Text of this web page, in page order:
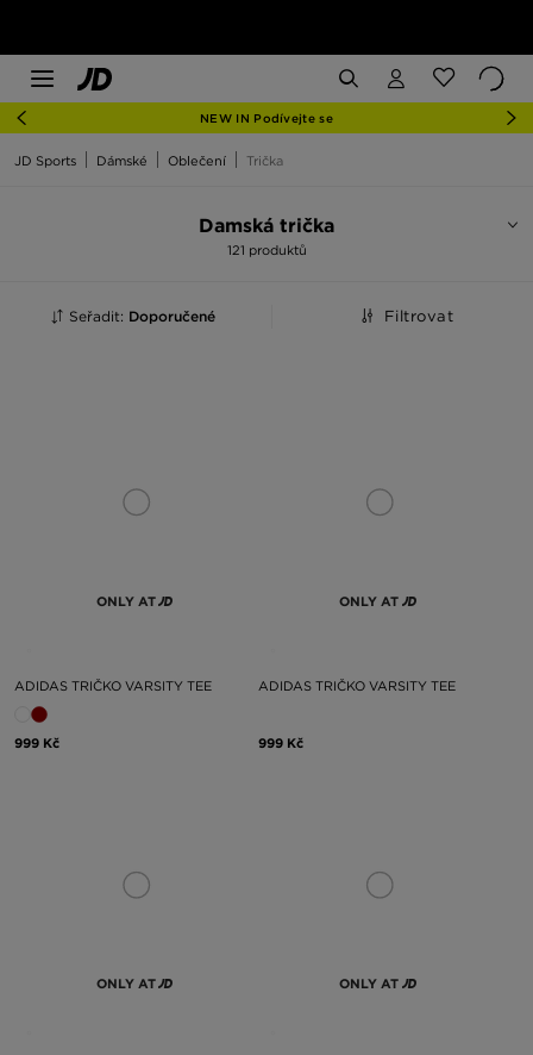
NEW IN Podívejte se
JD Sports Dámské Oblečení Trička
Damská trička
121 produktů
Seřadit: Doporučené Filtrovat
ONLY AT
ADIDAS TRIČKO VARSITY TEE
999 Kč
ONLY AT
ADIDAS TRIČKO VARSITY TEE
999 Kč
ONLY AT ONLY AT